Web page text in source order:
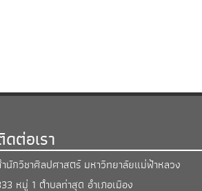
ดต่อเรา
นักวิชาศิลปศาสตร์ มหาวิทยาลัยแม่ฟ้าหลวง
หมู่ 1 ตำบลท่าสุด อำเภอเมือง